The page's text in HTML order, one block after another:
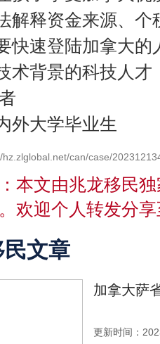
解释资金来源、个
快速登陆加拿大的
术背景的科技人
外大学毕业生
hz.zlglobal.net/can/case/
本文由兆龙移民
欢迎个人转发分
文章
加拿大萨
更新时间：